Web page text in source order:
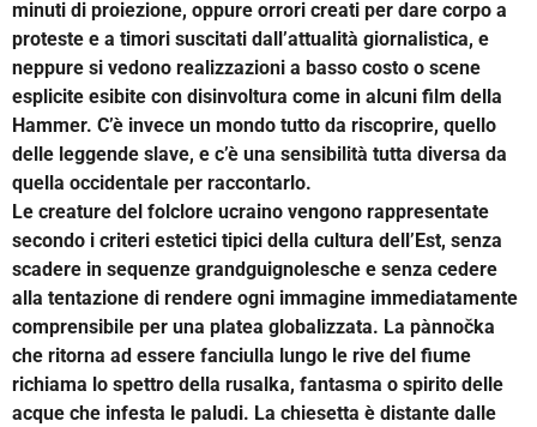
minuti di proiezione, oppure orrori creati per dare corpo a
proteste e a timori suscitati dall’attualità giornalistica, e
neppure si vedono realizzazioni a basso costo o scene
esplicite esibite con disinvoltura come in alcuni film della
Hammer. C’è invece un mondo tutto da riscoprire, quello
delle leggende slave, e c’è una sensibilità tutta diversa da
quella occidentale per raccontarlo.
Le creature del folclore ucraino vengono rappresentate
secondo i criteri estetici tipici della cultura dell’Est, senza
scadere in sequenze grandguignolesche e senza cedere
alla tentazione di rendere ogni immagine immediatamente
comprensibile per una platea globalizzata. La pànnočka
che ritorna ad essere fanciulla lungo le rive del fiume
richiama lo spettro della rusalka, fantasma o spirito delle
acque che infesta le paludi. La chiesetta è distante dalle